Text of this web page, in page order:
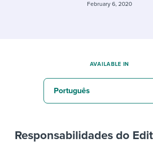
February 6, 2020
Responsabilidades do
AVAILABLE IN
Português